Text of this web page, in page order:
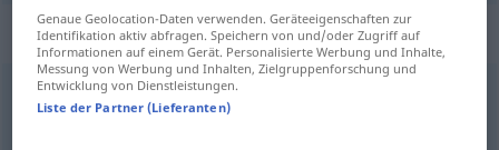
Synonyme für "unwirtlich"
ungastlich,abweisend
Genaue Geolocation-Daten verwenden. Geräteeigenschaften zur
Identifikation aktiv abfragen. Speichern von und/oder Zugriff auf
Informationen auf einem Gerät. Personalisierte Werbung und Inhalte,
Messung von Werbung und Inhalten, Zielgruppenforschung und
Entwicklung von Dienstleistungen.
Liste der Partner (Lieferanten)